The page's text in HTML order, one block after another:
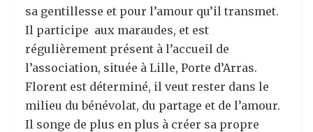
sa gentillesse et pour l’amour qu’il transmet.
Il participe aux maraudes, et est
régulièrement présent à l’accueil de
l’association, située à Lille, Porte d’Arras.
Florent est déterminé, il veut rester dans le
milieu du bénévolat, du partage et de l’amour.
Il songe de plus en plus à créer sa propre